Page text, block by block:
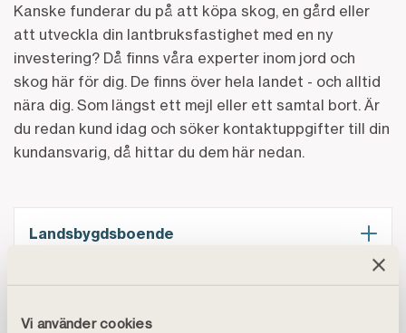
Vi använder cookies
Kanske funderar du på att köpa skog, en gård eller
att utveckla din lantbruksfastighet med en ny
investering? Då finns våra experter inom jord och
skog här för dig. De finns över hela landet - och alltid
nära dig. Som längst ett mejl eller ett samtal bort. Är
du redan kund idag och söker kontaktuppgifter till din
kundansvarig, då hittar du dem här nedan.
Landsbygdsboende